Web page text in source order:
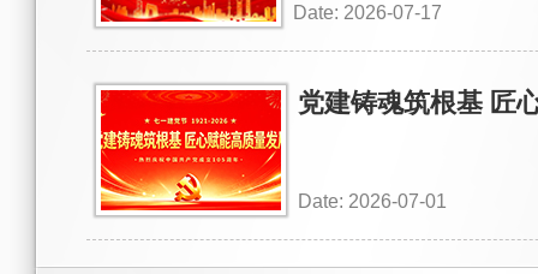
Date: 2026-07-17
党建铸魂筑根基 匠
Date: 2026-07-01